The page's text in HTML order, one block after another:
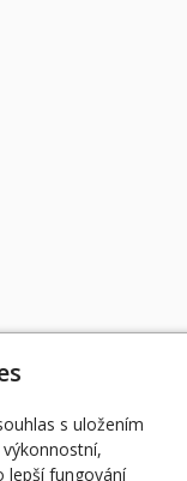
s uložením
lepší fungování